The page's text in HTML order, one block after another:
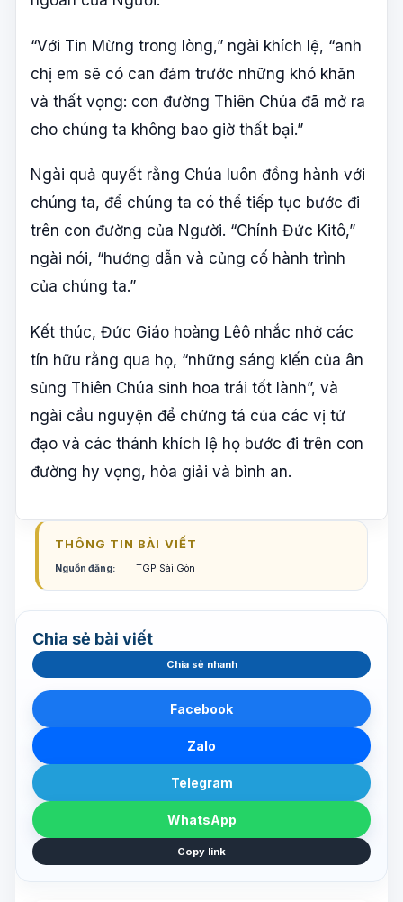
“Với Tin Mừng trong lòng,” ngài khích lệ, “anh
chị em sẽ có can đảm trước những khó khăn
và thất vọng: con đường Thiên Chúa đã mở ra
cho chúng ta không bao giờ thất bại.”
Ngài quả quyết rằng Chúa luôn đồng hành với
chúng ta, để chúng ta có thể tiếp tục bước đi
trên con đường của Người. “Chính Đức Kitô,”
ngài nói, “hướng dẫn và củng cố hành trình
của chúng ta.”
Kết thúc, Đức Giáo hoàng Lêô nhắc nhở các
tín hữu rằng qua họ, “những sáng kiến của ân
sủng Thiên Chúa sinh hoa trái tốt lành”, và
ngài cầu nguyện để chứng tá của các vị tử
đạo và các thánh khích lệ họ bước đi trên con
đường hy vọng, hòa giải và bình an.
THÔNG TIN BÀI VIẾT
Nguồn đăng: TGP Sài Gòn
Chia sẻ bài viết
Chia sẻ nhanh
Facebook
Zalo
Telegram
WhatsApp
Copy link